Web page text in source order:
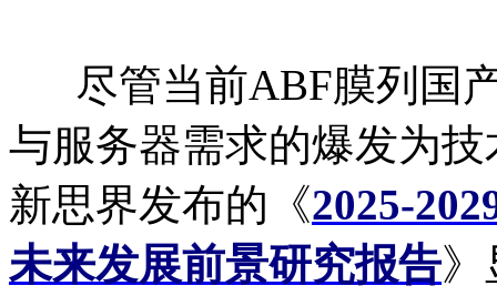
尽管当前ABF膜列国
与服务器需求的爆发为
新思界发布的《2025-
未来发展前景研究报告》